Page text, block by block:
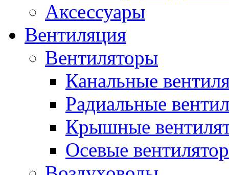
Аксессуары
Вентиляция
Вентиляторы
Канальные
Радиальные
Крышные
Осевые